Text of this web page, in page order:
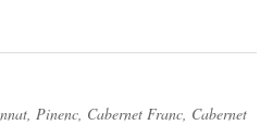
Pinenc, Cabernet Franc, Cabernet